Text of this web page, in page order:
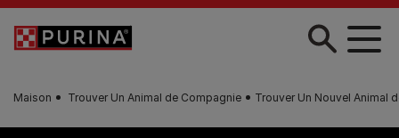
Skip to main content
Maison Trouver Un Animal de Compagnie Trouver Un Nouvel Animal